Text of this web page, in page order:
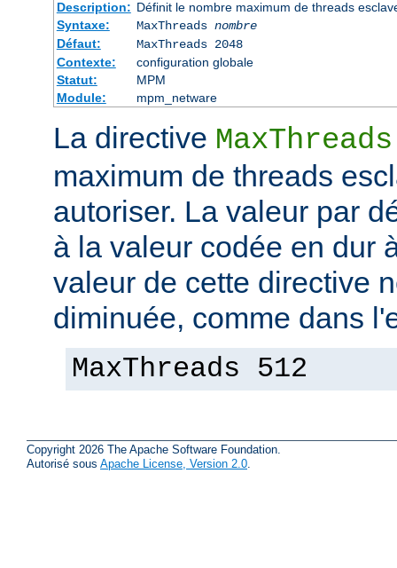
Description: Définit le nombre maximum de threads
Syntaxe:
MaxThreads nombre
Défaut:
MaxThreads 2048
Contexte:
configuration globale
Statut:
MPM
Module:
mpm_netware
La directive MaxThreads
maximum de threads
autoriser. La valeur par
à la valeur codée en dur
valeur de cette directive
diminuée, comme dans
MaxThreads 512
Copyright 2026 The Apache Software Foundation.
Autorisé sous Apache License, Version 2.0.